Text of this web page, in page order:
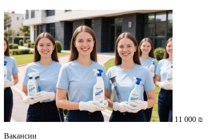
11 000 ₪
Вакансии